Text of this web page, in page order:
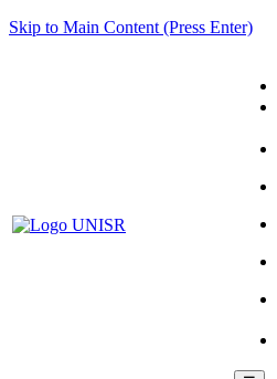
Skip to Main Content (Press Enter)